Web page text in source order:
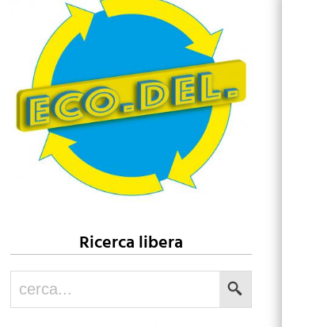
Ricerca libera